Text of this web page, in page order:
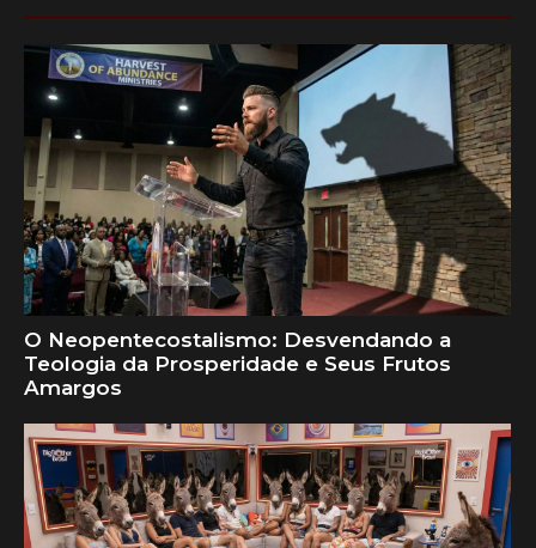
O Neopentecostalismo: Desvendando a
Teologia da Prosperidade e Seus Frutos
Amargos